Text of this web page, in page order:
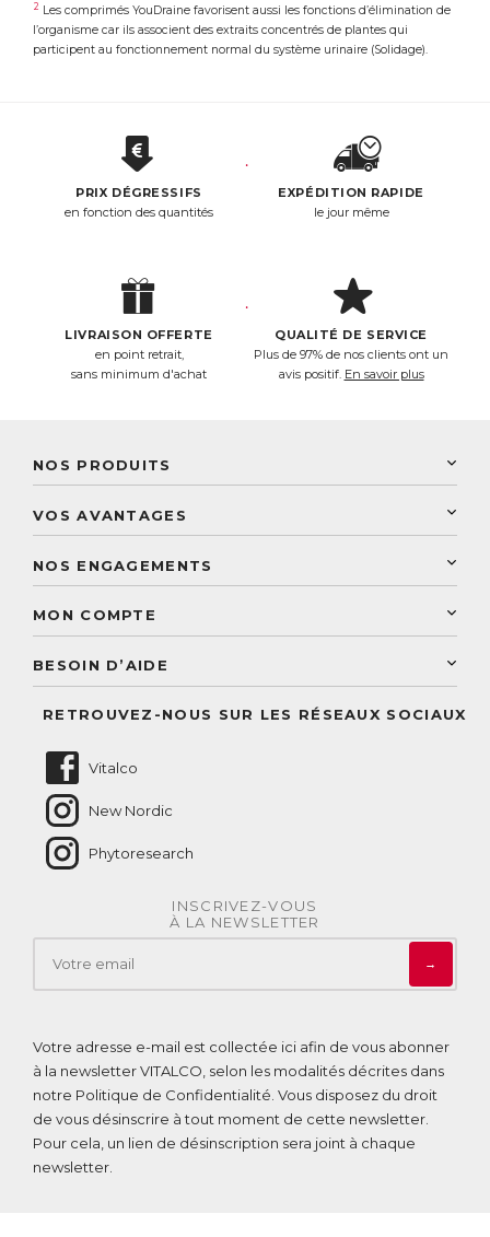
2 Les comprimés YouDraine favorisent aussi les fonctions d’élimination de
l’organisme car ils associent des extraits concentrés de plantes qui
participent au fonctionnement normal du système urinaire (Solidage).
PRIX DÉGRESSIFS
en fonction des quantités
EXPÉDITION RAPIDE
le jour même
LIVRAISON OFFERTE
en point retrait,
sans minimum d'achat
QUALITÉ DE SERVICE
Plus de 97% de nos clients ont un
avis positif. En savoir plus
NOS PRODUITS
Laboratoire Landais
Découvrez le catalogue
VOS AVANTAGES
Paiement sécurisé
Conseils personnalisés
NOS ENGAGEMENTS
Conseil personnalisé
MON COMPTE
BESOIN D’AIDE
RETROUVEZ-NOUS SUR LES RÉSEAUX SOCIAUX
Vitalco
New Nordic
Phytoresearch
INSCRIVEZ-VOUS
À LA NEWSLETTER
→
Votre adresse e-mail est collectée ici afin de vous abonner
à la newsletter VITALCO, selon les modalités décrites dans
notre Politique de Confidentialité . Vous disposez du droit
de vous désinscrire à tout moment de cette newsletter.
Pour cela, un lien de désinscription sera joint à chaque
newsletter.